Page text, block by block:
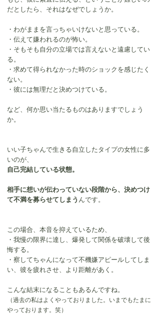
だとしたら、それはなぜでしょうか。
・わがままを言っちゃいけないと思っている。
・伝えて嫌われるのが怖い。
・そもそも自分の立場では言えないと遠慮してい
る。
・求めて得られなかった時のショックを感じたく
ない。
・彼には無理だと決めつけている。
など、何か思い当たるものはありますでしょう
か。
いい子ちゃんで生きる自立したタイプの女性に多
いのが、
自己完結している状態。
相手に想いが伝わっていない段階から、決めつけ
て不満を募らせてしまう んです。
この場合、本音を抑えているため、
・我慢の限界に達し、爆発して関係を破壊して後
悔する。
・察してちゃんになって不機嫌アピールしてしま
い、彼を疲れさせ、より距離があく。
こんな結末になることもあるんですね。
（過去の私はよくやっておりました。いまでもたまに
やっております。笑）